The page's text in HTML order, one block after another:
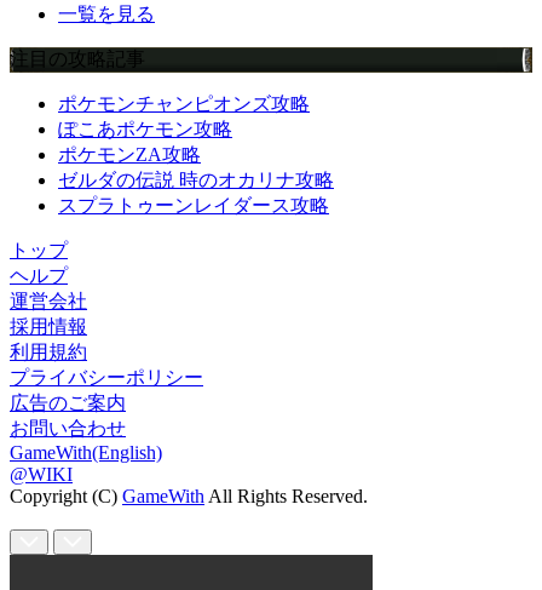
一覧を見る
注目の攻略記事
ポケモンチャンピオンズ攻略
ぽこあポケモン攻略
ポケモンZA攻略
ゼルダの伝説 時のオカリナ攻略
スプラトゥーンレイダース攻略
トップ
ヘルプ
運営会社
採用情報
利用規約
プライバシーポリシー
広告のご案内
お問い合わせ
GameWith(English)
@WIKI
Copyright (C) GameWith All Rights Reserved.